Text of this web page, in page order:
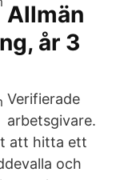
Allmän
år 3
Verifierade
arbetsgivare.
att hitta ett
och